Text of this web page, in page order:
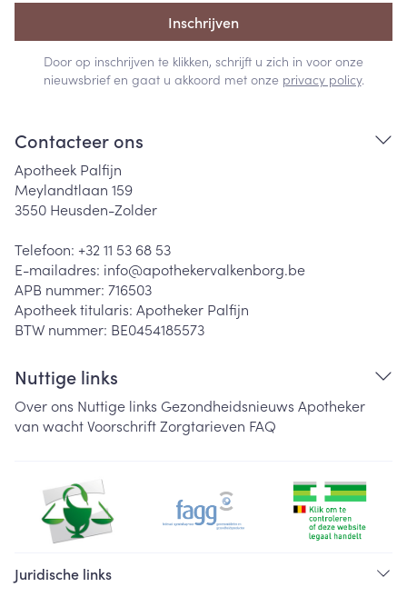
Inschrijven
Door op inschrijven te klikken, schrijft u zich in voor onze
nieuwsbrief en gaat u akkoord met onze privacy policy.
Contacteer ons
Apotheek Palfijn
Meylandtlaan 159
3550 Heusden-Zolder
Telefoon: +32 11 53 68 53
E-mailadres: info@apothekervalkenborg.be
APB nummer: 716503
Apotheek titularis: Apotheker Palfijn
BTW nummer: BE0454185573
Nuttige links
Over ons Nuttige links Gezondheidsnieuws Apotheker
van wachtVoorschriftZorgtarieven FAQ
Juridische links